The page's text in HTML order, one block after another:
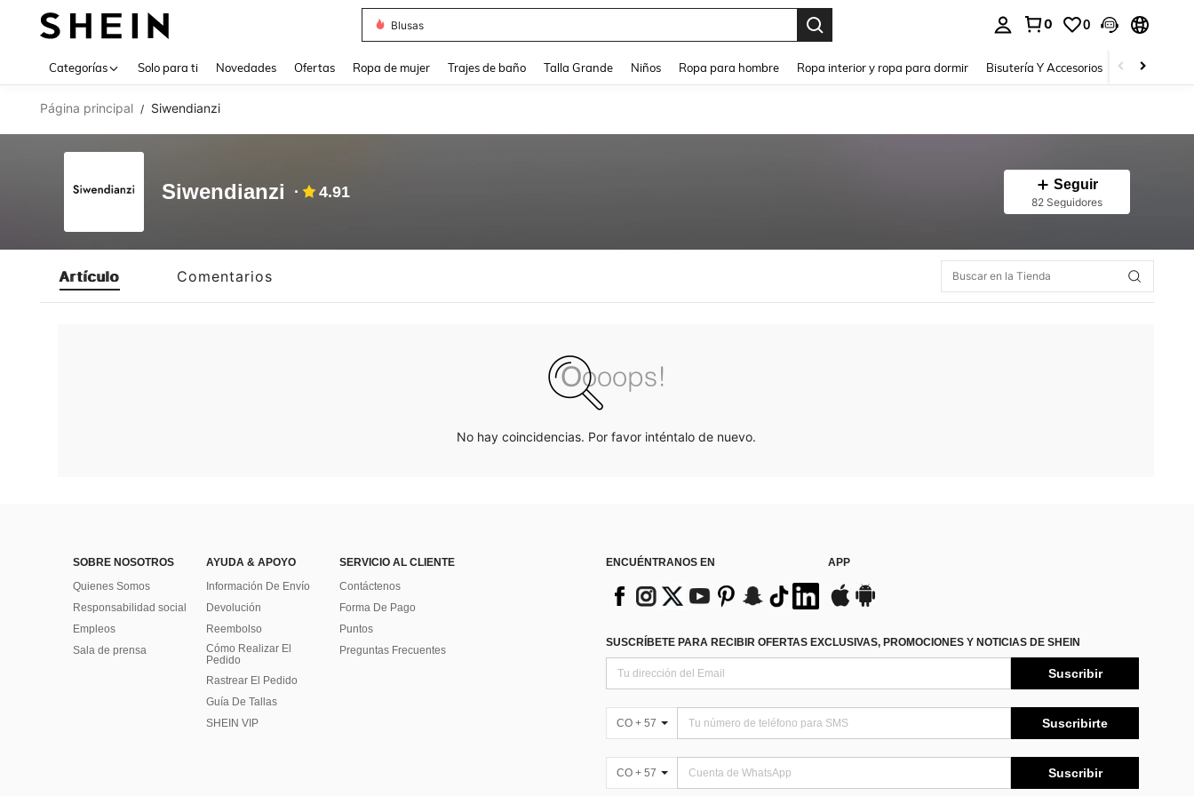
Blusas
0 0
Categorías Solo para ti Novedades Ofertas Ropa de mujer Trajes de baño Talla Grande Niños Ropa para hombre Ropa interior y ropa para dormir Bisutería Y Accesorios Zapatos
Página principal / Siwendianzi
Siwendianzi 4.91 Seguir
82 Seguidores
Artículo Comentarios
No hay coincidencias. Por favor inténtalo de nuevo.
SOBRE NOSOTROS
Quienes Somos
Responsabilidad social
Empleos
Sala de prensa
AYUDA & APOYO
Información De Envío
Devolución
Reembolso
Cómo Realizar El
Pedido
Rastrear El Pedido
Guía De Tallas
SHEIN VIP
SERVICIO AL CLIENTE
Contáctenos
Forma De Pago
Puntos
Preguntas Frecuentes
ENCUÉNTRANOS EN APP
SUSCRÍBETE PARA RECIBIR OFERTAS EXCLUSIVAS, PROMOCIONES Y NOTICIAS DE SHEIN
Suscribir
CO + 57 Suscribirte
CO + 57 Suscribir